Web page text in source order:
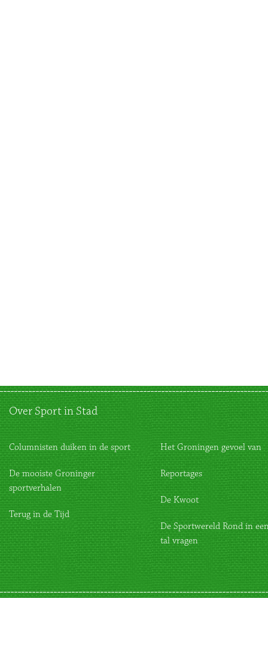
Over Sport in Stad
Columnisten duiken in de sport
De mooiste Groninger
sportverhalen
Terug in de Tijd
Het Groningen gevoel van
Reportages
De Kwoot
De Sportwereld Rond in
tal vragen